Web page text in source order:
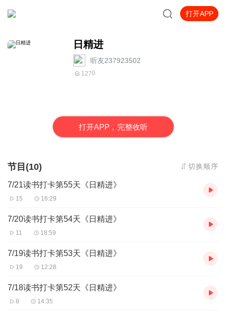
打开APP
日精进
听友237923502
1270
打开APP，完整收听
节目(10) 切换顺序
7/21读书打卡第55天《日精进》
15 16:29
7/20读书打卡第54天《日精进》
11 18:59
7/19读书打卡第53天《日精进》
19 12:28
7/18读书打卡第52天《日精进》
8 14:35